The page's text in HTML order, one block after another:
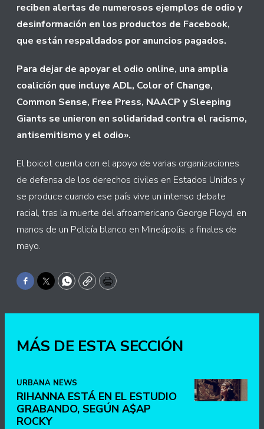
reciben alertas de numerosos ejemplos de odio y
desinformación en los productos de Facebook,
que están respaldados por anuncios pagados.
Para dejar de apoyar el odio online, una amplia
coalición que incluye ADL, Color of Change,
Common Sense, Free Press, NAACP y Sleeping
Giants se unieron en solidaridad contra el racismo,
antisemitismo y el odio».
El boicot cuenta con el apoyo de varias organizaciones
de defensa de los derechos civiles en Estados Unidos y
se produce cuando ese país vive un intenso debate
racial, tras la muerte del afroamericano George Floyd, en
manos de un Policía blanco en Mineápolis, a finales de
mayo.
Facebook
TwitterWhatsApp
CopyPrint
MÁS DE ESTA SECCIÓN
URBANA NEWS
RIHANNA ESTÁ EN EL ESTUDIO
GRABANDO, SEGÚN A$AP
ROCKY